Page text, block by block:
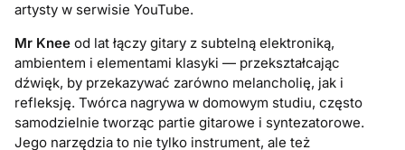
artysty w serwisie YouTube.
Mr Knee od lat łączy gitary z subtelną elektroniką,
ambientem i elementami klasyki — przekształcając
dźwięk, by przekazywać zarówno melancholię, jak i
refleksję. Twórca nagrywa w domowym studiu, często
samodzielnie tworząc partie gitarowe i syntezatorowe.
Jego narzędzia to nie tylko instrument, ale też